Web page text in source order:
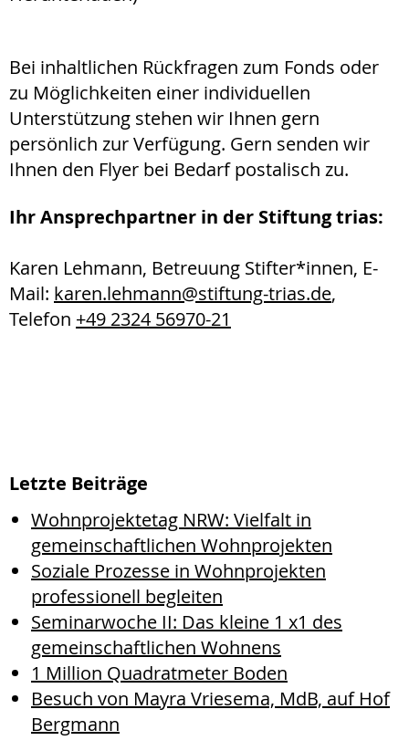
Bei inhaltlichen Rückfragen zum Fonds oder
zu Möglichkeiten einer individuellen
Unterstützung stehen wir Ihnen gern
persönlich zur Verfügung. Gern senden wir
Ihnen den Flyer bei Bedarf postalisch zu.
Ihr Ansprechpartner in der Stiftung trias:
Karen Lehmann, Betreuung Stifter*innen, E-
Mail: karen.lehmann@stiftung-trias.de,
Telefon +49 2324 56970-21
Letzte Beiträge
Wohnprojektetag NRW: Vielfalt in
gemeinschaftlichen Wohnprojekten
Soziale Prozesse in Wohnprojekten
professionell begleiten
Seminarwoche II: Das kleine 1 x1 des
gemeinschaftlichen Wohnens
1 Million Quadratmeter Boden
Besuch von Mayra Vriesema, MdB, auf Hof
Bergmann